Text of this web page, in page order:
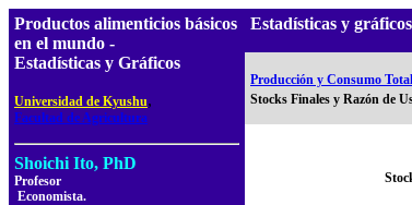
Productos alimenticios básicos
en el mundo -
Estadísticas y Gráficos
Universidad de Kyushu,
Facultad de Agricultura
Shoichi Ito, PhD
Profesor
Economista.
Estadísticas y
Producción y Consumo Total
Stocks Finales y Razón de